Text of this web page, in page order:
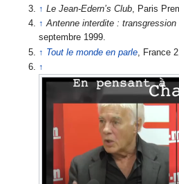
↑ Le Jean-Edern’s Club, Paris
↑ Antenne interdite :
septembre 1999.
↑ Tout le monde en parle , France
↑